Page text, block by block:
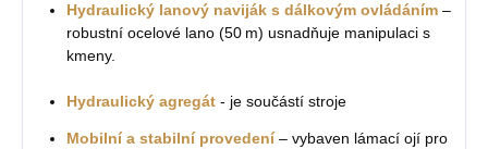
Hydraulický lanový naviják s dálkovým ovládáním –
robustní ocelové lano (50 m) usnadňuje manipulaci s
kmeny.
Hydraulický agregát - je součástí stroje
Mobilní a stabilní provedení– vybaven lámací ojí pro